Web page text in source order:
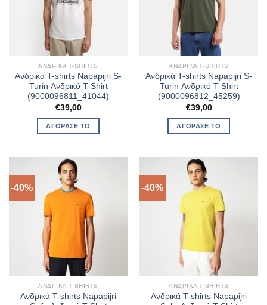
ΑΝΔΡΙΚΆ T-SHIRTS
Ανδρικά T-shirts Napapijri S-
Turin Ανδρικό T-Shirt
(9000096811_41044)
€39,00
ΑΓΌΡΑΣΈ ΤΟ
ΑΝΔΡΙΚΆ T-SHIRTS
Ανδρικά T-shirts Napapijri S-
Turin Ανδρικό T-Shirt
(9000096812_45259)
€39,00
ΑΓΌΡΑΣΈ ΤΟ
-40%
ΑΝΔΡΙΚΆ T-SHIRTS
Ανδρικά T-shirts Napapijri
-40%
ΑΝΔΡΙΚΆ T-SHIRTS
Ανδρικά T-shirts Napapijri